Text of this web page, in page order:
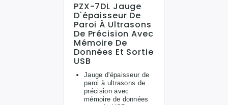
PZX-7DL Jauge
D'épaisseur De
Paroi À Ultrasons
De Précision Avec
Mémoire De
Données Et Sortie
USB
Jauge d'épaisseur de
paroi à ultrasons de
précision avec
mémoire de données